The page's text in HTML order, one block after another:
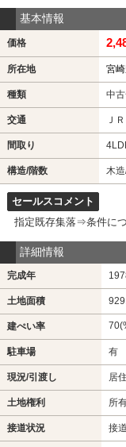
基本情報
価格
所在地 宮
種類 中
交通 Ｊ
間取り
構造/階数 木
セールスコメント
指定既存集落⇒条件に
詳細情報
完成年
土地面積
建ぺい率
駐車場 有
現況/引渡し 居
土地権利 所
接道状況 接